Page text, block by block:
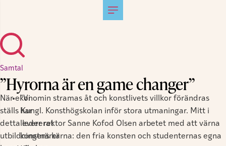
Samtal
”Hyrorna är en game changer”
"Vi
har
levererat
konstnärer
När ekonomin stramas åt och konstlivets villkor förändras
ställs Kungl. Konsthögskolan inför stora utmaningar. Mitt i
detta leder rektor Sanne Kofod Olsen arbetet med att värna
utbildningens kärna: den fria konsten och studenternas egna